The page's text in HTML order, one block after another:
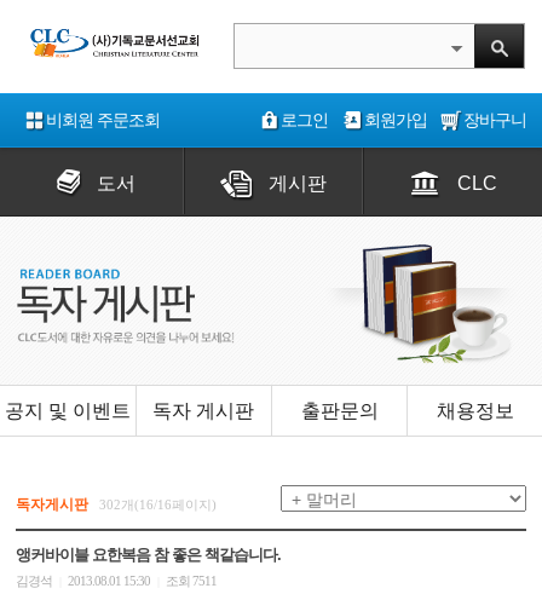
비회원 주문조회 로그인 회원가입 장바구니
도서 게시판 CLC
공지 및 이벤트 독자 게시판 출판문의 채용정보
독자게시판 302개(16/16페이지)
앵커바이블 요한복음 참 좋은 책같습니다.
김경석 2013.08.01 15:30 조회 7511